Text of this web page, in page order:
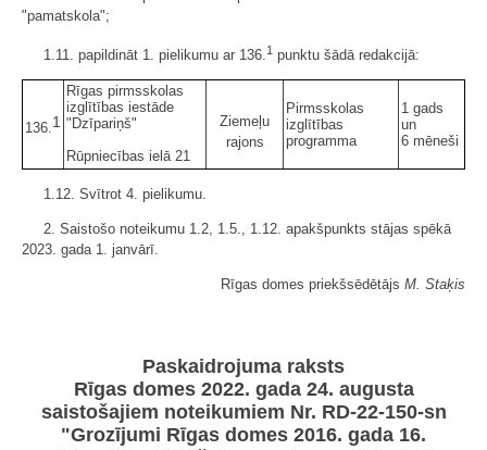
"pamatskola";
1.11. papildināt 1. pielikumu ar 136. 1 punktu šādā redakcijā:
136.1
Rīgas pirmsskolas
izglītības iestāde
"Dzīpariņš"
Rūpniecības ielā 21
Ziemeļu
rajons
Pirmsskolas
izglītības
programma
1 gads
un
6 mēneši
1.12. Svītrot 4. pielikumu.
2. Saistošo noteikumu 1.2, 1.5., 1.12. apakšpunkts stājas spēkā
2023. gada 1. janvārī.
Rīgas domes priekšsēdētājs M. Staķis
Paskaidrojuma raksts
Rīgas domes 2022. gada 24. augusta
saistošajiem noteikumiem Nr. RD-22-150-sn
"Grozījumi Rīgas domes 2016. gada 16.